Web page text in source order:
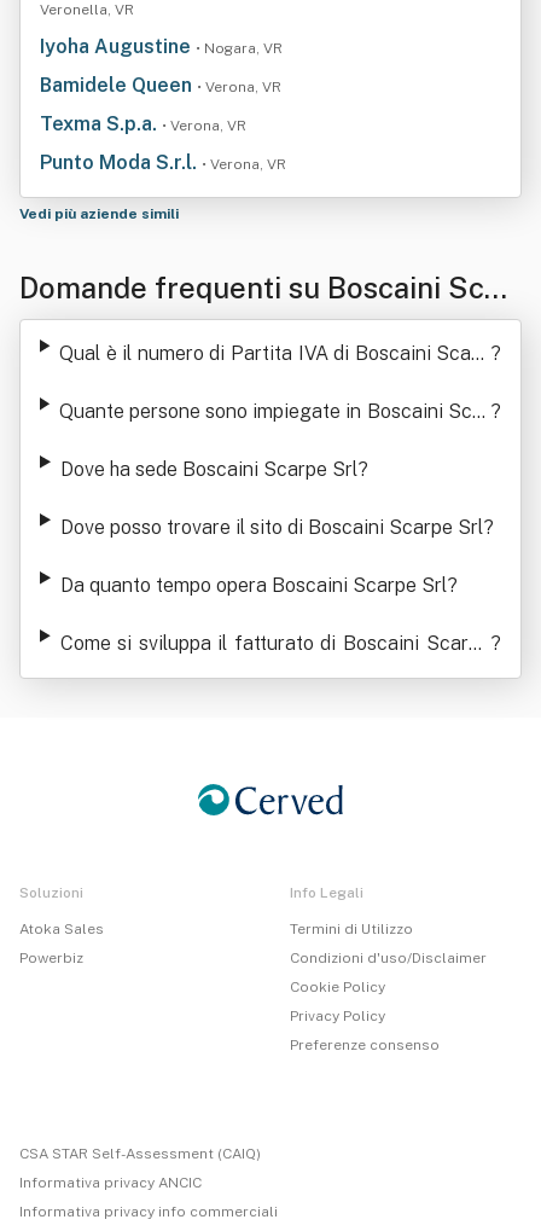
Veronella, VR
Iyoha Augustine • Nogara, VR
Bamidele Queen • Verona, VR
Texma S.p.a. • Verona, VR
Punto Moda S.r.l. • Verona, VR
Vedi più aziende simili
Domande frequenti su Boscaini Scar
pe Srl
Qual è il numero di Partita IVA di Boscaini Scarp ?
Quante persone sono impiegate in Boscaini Scar ?
Dove ha sede Boscaini Scarpe Srl?
Dove posso trovare il sito di Boscaini Scarpe Srl?
Da quanto tempo opera Boscaini Scarpe Srl?
Come si sviluppa il fatturato di Boscaini Scarpe
Srl
?
Soluzioni
Atoka Sales
Powerbiz
Info Legali
Termini di Utilizzo
Condizioni d'uso/Disclaimer
Cookie Policy
Privacy Policy
Preferenze consenso
CSA STAR Self-Assessment (CAIQ)
Informativa privacy ANCIC
Informativa privacy info commerciali